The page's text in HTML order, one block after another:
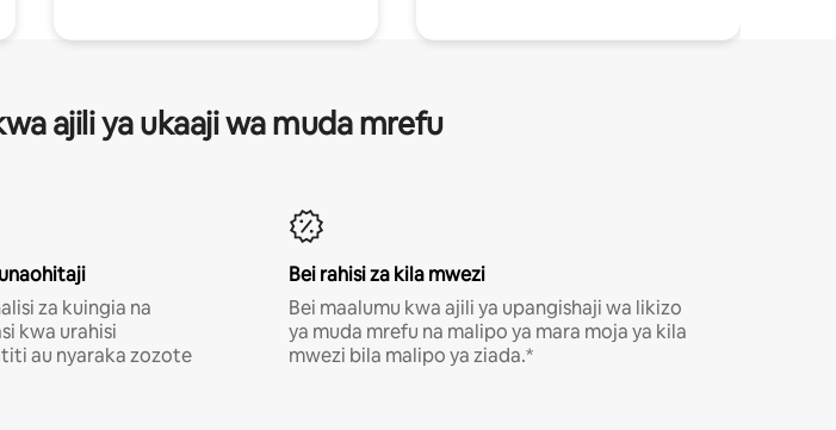
ajili ya ukaaji wa muda mrefu
za kuingia na
kwa urahisi
au nyaraka zozote
Bei rahisi za kila mwezi
Bei maalumu kwa ajili ya upangishaji wa likizo
ya muda mrefu na malipo ya mara moja ya kila
mwezi bila malipo ya ziada.*